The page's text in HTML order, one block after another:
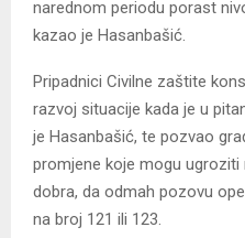
narednom periodu porast
kazao je Hasanbašić.
Pripadnici Civilne zaštite
razvoj situacije kada je u
je Hasanbašić, te pozvao
promjene koje mogu ugroziti
dobra, da odmah pozovu
na broj 121 ili 123.